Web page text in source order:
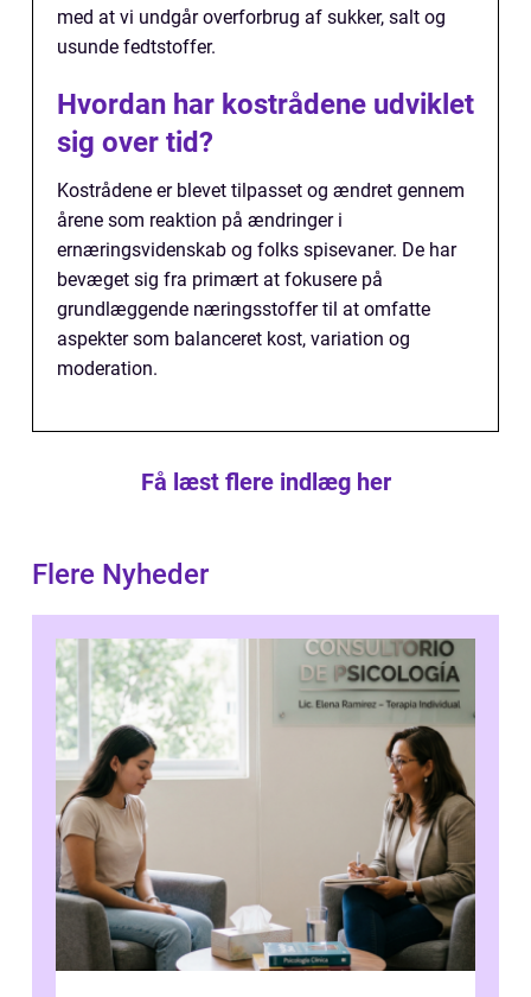
med at vi undgår overforbrug af sukker, salt og
usunde fedtstoffer.
Hvordan har kostrådene udviklet
sig over tid?
Kostrådene er blevet tilpasset og ændret gennem
årene som reaktion på ændringer i
ernæringsvidenskab og folks spisevaner. De har
bevæget sig fra primært at fokusere på
grundlæggende næringsstoffer til at omfatte
aspekter som balanceret kost, variation og
moderation.
Få læst flere indlæg her
Flere Nyheder